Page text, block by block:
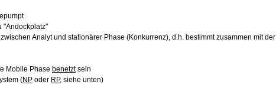
"Andockplatz"
zwischen Analyt und stationärer Phase (Konkurrenz), d.h. bestimmt zusammen mit der
Mobile Phase benetztsein
(NP oder RP, siehe unten)